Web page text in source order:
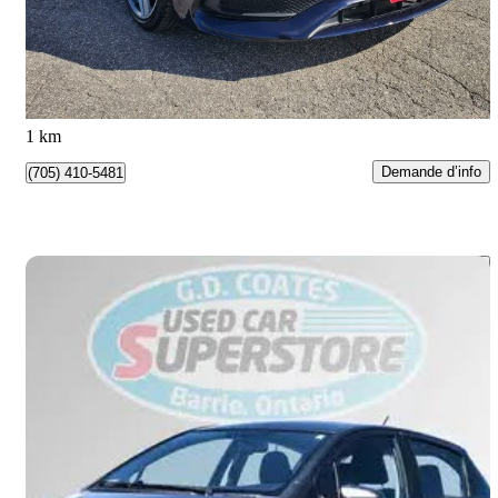
15 888 $ Affaire formidable
279 $/mois env.
Barrie, ON
1 km
(705) 410-5481 Demande d’info